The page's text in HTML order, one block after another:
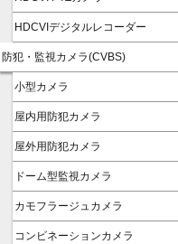
HDCVIデジタルレコーダー
防犯・監視カメラ(CVBS)
小型カメラ
屋内用防犯カメラ
屋外用防犯カメラ
ドーム型監視カメラ
カモフラージュカメラ
コンビネーションカメラ